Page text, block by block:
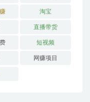
淘宝
直播带货
短视频
网赚项目